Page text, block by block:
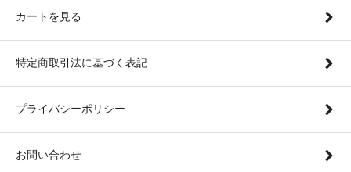
カートを見る
特定商取引法に基づく表記
プライバシーポリシー
お問い合わせ